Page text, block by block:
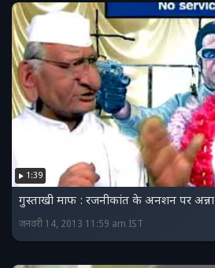
1:39
गुस्ताखी माफ : रजनीकांत के अनशन पर अन्ना
जनवरी 14, 2013 11:59 am IST